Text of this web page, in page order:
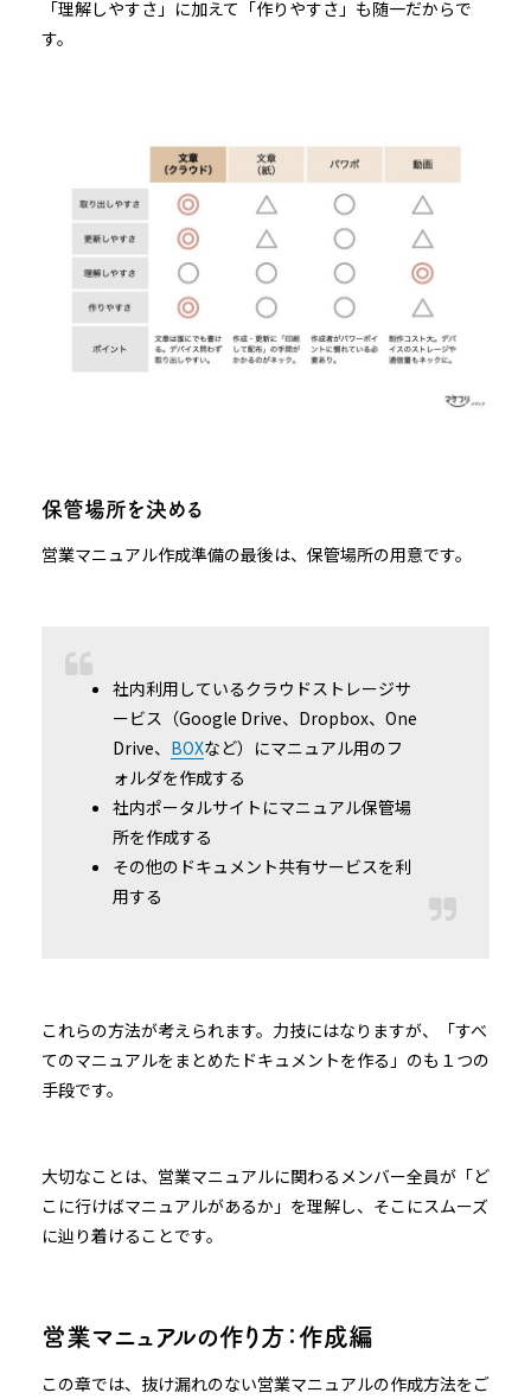
「理解しやすさ」に加えて「作りやすさ」も随一だからで
す。
保管場所を決める
営業マニュアル作成準備の最後は、保管場所の用意です。
社内利用しているクラウドストレージサ
ービス（Google Drive、Dropbox、One
Drive、 BOXなど）にマニュアル用のフ
ォルダを作成する
社内ポータルサイトにマニュアル保管場
所を作成する
その他のドキュメント共有サービスを利
用する
これらの方法が考えられます。力技にはなりますが、「すべ
てのマニュアルをまとめたドキュメントを作る」のも１つの
手段です。
大切なことは、営業マニュアルに関わるメンバー全員が「ど
こに行けばマニュアルがあるか」を理解し、そこにスムーズ
に辿り着けることです。
営業マニュアルの作り方：作成編
この章では、抜け漏れのない営業マニュアルの作成方法をご